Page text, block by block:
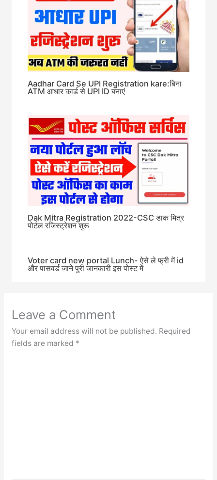
Aadhar Card Se UPI Registration kare:बिना
ATM आधार कार्ड से UPI ID बनाएं
Dak Mitra Registration 2022-CSC डाक मित्र
पोर्टल रजिस्ट्रेशन शुरू
Voter card new portal Lunch- ऐसे ले फ्री में id
और पासवर्ड जाने पुरी जानकारी इस पोस्ट में
Leave a Comment
Your email address will not be published. Required
fields are marked *